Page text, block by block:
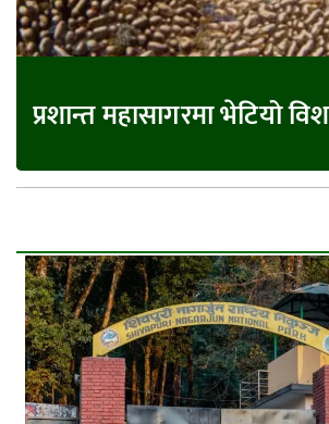
प्रशान्त महासागरमा भेटियो